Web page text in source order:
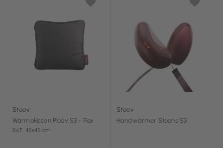
Stoov
Wärmekissen Ploov S3 - Flex
BxT: 45x45 cm
Stoov
Handwärmer Stoons S3